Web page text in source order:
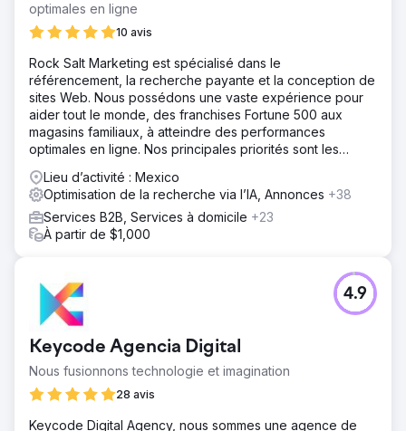
optimales en ligne
10 avis
Rock Salt Marketing est spécialisé dans le
référencement, la recherche payante et la conception de
sites Web. Nous possédons une vaste expérience pour
aider tout le monde, des franchises Fortune 500 aux
magasins familiaux, à atteindre des performances
optimales en ligne. Nos principales priorités sont les
Lieu d’activité : Mexico
Optimisation de la recherche via l’IA, Annonces +38
Services B2B, Services à domicile +23
À partir de $1,000
Keycode Agencia Digital
Nous fusionnons technologie et imagination
28 avis
4.9
Keycode Digital Agency, nous sommes une agence de